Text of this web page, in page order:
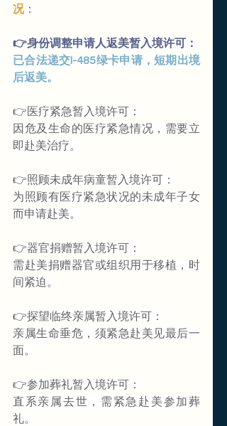
况 ：
👉身份调整申请人返美暂入境许可：
已合法递交I-485绿卡申请，短期出境
后返美。
👉医疗紧急暂入境许可：
因危及生命的医疗紧急情况，需要立
即赴美治疗。
👉照顾未成年病童暂入境许可：
为照顾有医疗紧急状况的未成年子女
而申请赴美。
👉器官捐赠暂入境许可：
需赴美捐赠器官或组织用于移植，时
间紧迫。
👉探望临终亲属暂入境许可：
亲属生命垂危，须紧急赴美见最后一
面。
👉参加葬礼暂入境许可：
直系亲属去世，需紧急赴美参加葬
礼。